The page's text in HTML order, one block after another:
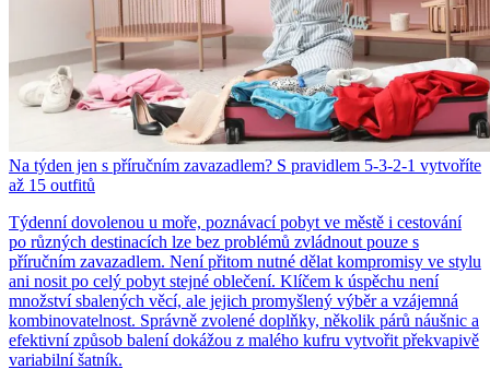
Na týden jen s příručním zavazadlem? S pravidlem 5-3-2-1 vytvoříte
až 15 outfitů
Týdenní dovolenou u moře, poznávací pobyt ve městě i cestování
po různých destinacích lze bez problémů zvládnout pouze s
příručním zavazadlem. Není přitom nutné dělat kompromisy ve stylu
ani nosit po celý pobyt stejné oblečení. Klíčem k úspěchu není
množství sbalených věcí, ale jejich promyšlený výběr a vzájemná
kombinovatelnost. Správně zvolené doplňky, několik párů náušnic a
efektivní způsob balení dokážou z malého kufru vytvořit překvapivě
variabilní šatník.